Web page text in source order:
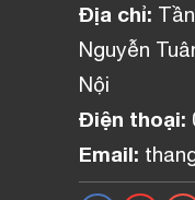
Địa chỉ:
Nguyễn
Nội
Điện thoại:
Email: